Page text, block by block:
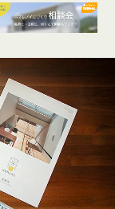
オンライン
開催受付中